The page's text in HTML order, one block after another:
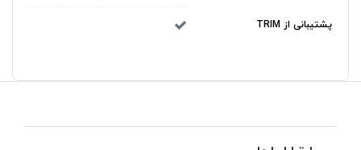
پشتیبانی از TRIM